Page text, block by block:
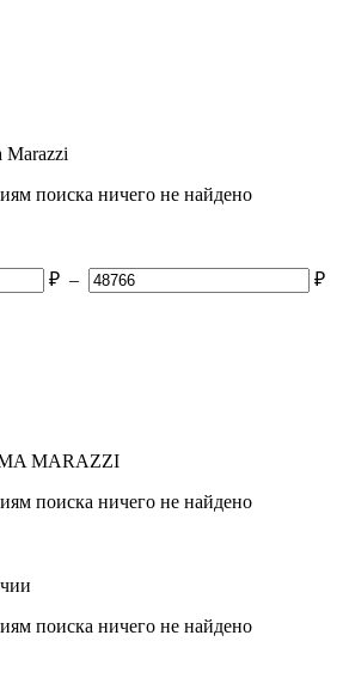
Marazzi
поиска ничего не найдено
₽ – ₽
MARAZZI
поиска ничего не найдено
поиска ничего не найдено